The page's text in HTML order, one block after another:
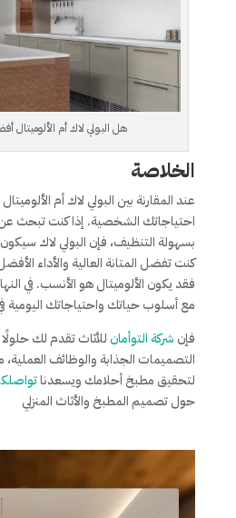
هل البولي لاك أم الألوميتال
الخلاصة
عند المقارنة بين البولي لاك أم
احتياجاتك الشخصية. إذا كنت تبحث
بسهولة التنظيف، فإن البولي لاك سيكون
كنت تفضل المتانة العالية والأداء
فقد يكون الألوميتال هو الأنسب. في
مع أسلوب حياتك واحتياجاتك اليومية
فإن شركة التوأمانللأثاث تقدم لك
التصميمات الجذابة والوظائف العملية،
لتحقيق مطبخ أحلامك ويسعدنا
حول تصميم المطبخ والأثاث المنزلي